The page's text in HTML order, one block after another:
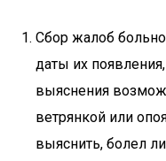
Сбор жалоб
даты их
выяснения
ветрянкой или
выяснить, болел